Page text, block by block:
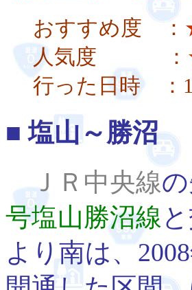
おすすめ度 ：
人気度 ：
行った日時 ：
■塩山～勝沼
ＪＲ中央線の
号塩山勝沼線
より南は、